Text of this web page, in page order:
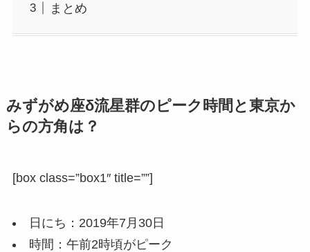
まとめ
みずがめ座δ流星群のピーク時間と東京か
らの方角は？
[box class=”box1″ title=””]
日にち：2019年7月30日
時間：午前2時頃がピーク